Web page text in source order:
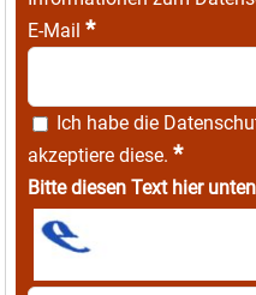
E-Mail *
Ich habe die
akzeptiere diese. *
Bitte diesen Text hier